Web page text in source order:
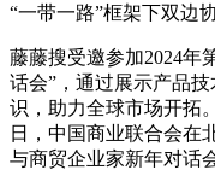
“一带一路”框架下双边
藤藤搜受邀参加2024年
话会”，通过展示产品
识，助力全球市场开拓
日，中国商业联合会在
与商贸企业家新年对话会